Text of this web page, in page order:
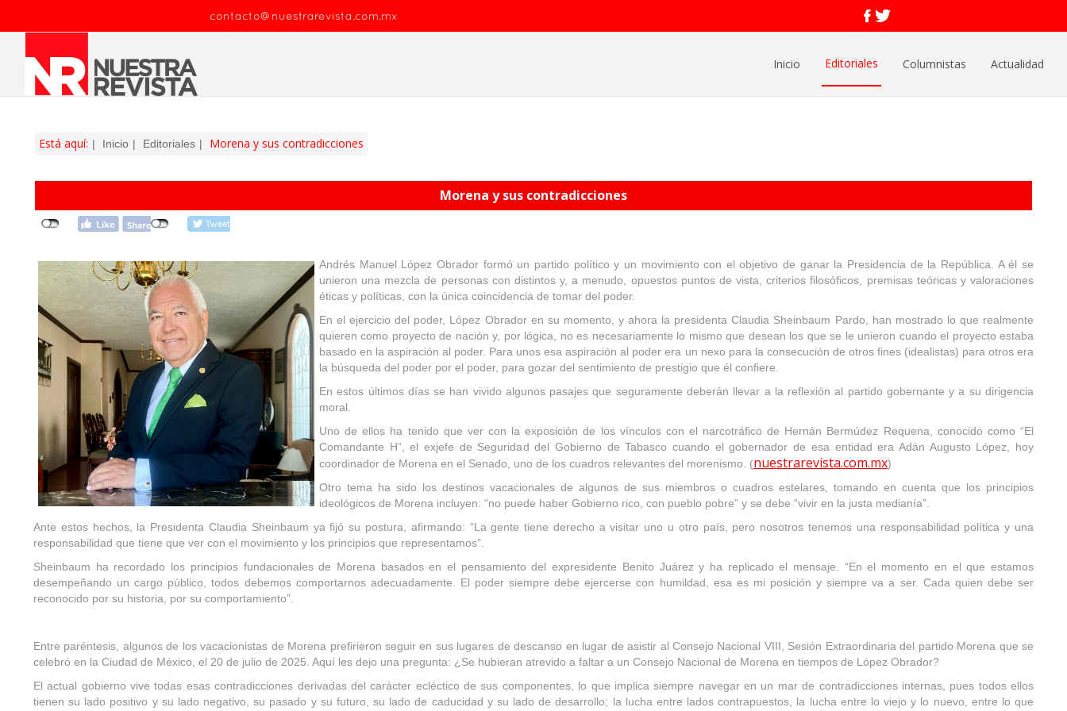
contacto@nuestrarevista.com.mx
Inicio Editoriales Columnistas Actualidad
Está aquí: Inicio Editoriales Morena y sus contradicciones
Morena y sus contradicciones
Andrés Manuel López Obrador formó un partido político y un movimiento con el objetivo de ganar la Presidencia de la República. A él se
unieron una mezcla de personas con distintos y, a menudo, opuestos puntos de vista, criterios filosóficos, premisas teóricas y valoraciones
éticas y políticas, con la única coincidencia de tomar del poder.
En el ejercicio del poder, López Obrador en su momento, y ahora la presidenta Claudia Sheinbaum Pardo, han mostrado lo que realmente
quieren como proyecto de nación y, por lógica, no es necesariamente lo mismo que desean los que se le unieron cuando el proyecto estaba
basado en la aspiración al poder. Para unos esa aspiración al poder era un nexo para la consecución de otros fines (idealistas) para otros era
la búsqueda del poder por el poder, para gozar del sentimiento de prestigio que él confiere.
En estos últimos días se han vivido algunos pasajes que seguramente deberán llevar a la reflexión al partido gobernante y a su dirigencia
moral.
Uno de ellos ha tenido que ver con la exposición de los vínculos con el narcotráfico de Hernán Bermúdez Requena, conocido como “El
Comandante H”, el exjefe de Seguridad del Gobierno de Tabasco cuando el gobernador de esa entidad era Adán Augusto López, hoy
coordinador de Morena en el Senado, uno de los cuadros relevantes del morenismo. (nuestrarevista.com.mx)
Otro tema ha sido los destinos vacacionales de algunos de sus miembros o cuadros estelares, tomando en cuenta que los principios
ideológicos de Morena incluyen: “no puede haber Gobierno rico, con pueblo pobre” y se debe “vivir en la justa medianía”.
Ante estos hechos, la Presidenta Claudia Sheinbaum ya fijó su postura, afirmando: “La gente tiene derecho a visitar uno u otro país, pero nosotros tenemos una responsabilidad política y una
responsabilidad que tiene que ver con el movimiento y los principios que representamos”.
Sheinbaum ha recordado los principios fundacionales de Morena basados en el pensamiento del expresidente Benito Juárez y ha replicado el mensaje. “En el momento en el que estamos
desempeñando un cargo público, todos debemos comportarnos adecuadamente. El poder siempre debe ejercerse con humildad, esa es mi posición y siempre va a ser. Cada quien debe ser
reconocido por su historia, por su comportamiento”.
Entre paréntesis, algunos de los vacacionistas de Morena prefirieron seguir en sus lugares de descanso en lugar de asistir al Consejo Nacional VIII, Sesión Extraordinaria del partido Morena que se
celebró en la Ciudad de México, el 20 de julio de 2025. Aquí les dejo una pregunta: ¿Se hubieran atrevido a faltar a un Consejo Nacional de Morena en tiempos de López Obrador?
El actual gobierno vive todas esas contradicciones derivadas del carácter ecléctico de sus componentes, lo que implica siempre navegar en un mar de contradicciones internas, pues todos ellos
tienen su lado positivo y su lado negativo, su pasado y su futuro, su lado de caducidad y su lado de desarrollo; la lucha entre lados contrapuestos, la lucha entre lo viejo y lo nuevo, entre lo que